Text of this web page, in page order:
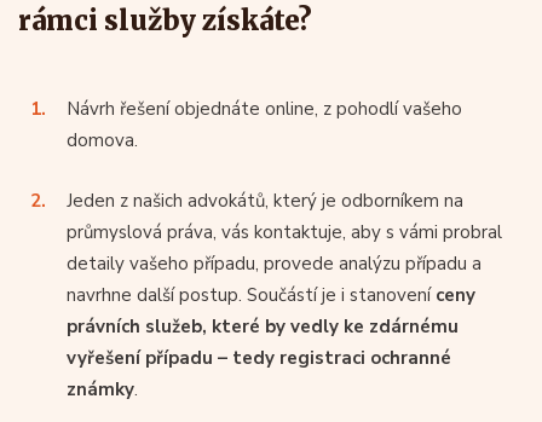
rámci služby získáte?
Návrh řešení objednáte online, z pohodlí vašeho
domova.
Jeden z našich advokátů, který je odborníkem na
průmyslová práva, vás kontaktuje, aby s vámi probral
detaily vašeho případu, provede analýzu případu a
navrhne další postup. Součástí je i stanovení ceny
právních služeb, které by vedly ke zdárnému
vyřešení případu – tedy registraci ochranné
známky.